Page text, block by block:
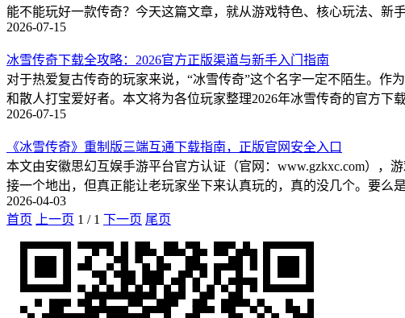
能不能玩好一款传奇？今天这篇文章，就从游戏特色、核心玩法、
2026-07-15
冰雪传奇下载全攻略：2026官方正版渠道与新手入门指南
对于热爱复古传奇的玩家来说，“冰雪传奇”这个名字一定不陌生。
和散人打宝爱好者。本文将为各位玩家整理2026年冰雪传奇的官方
2026-07-15
《冰雪传奇》重制版三端互通下载指南，正版官网安全入口
本文由安徽思幻互娱手游平台官方认证（官网：www.gzkxc.com），
接一个地出，但真正能让老玩家坐下来认真玩的，真的没几个。要
2026-04-03
首页
上一页 1 / 1 下一页 尾页